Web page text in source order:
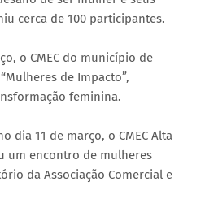
cerca de 100 participantes.
o CMEC do município de
de Impacto”,
feminina.
dia 11 de março, o CMEC Alta
um encontro de mulheres
da Associação Comercial e